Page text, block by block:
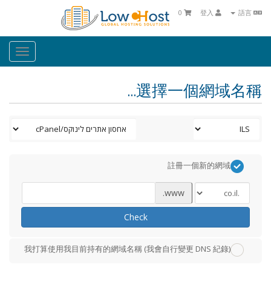
0
選擇一個網域名稱...
註冊一個新的網域
www.
Check
我打算使用我目前持有的網域名稱 (我會自行變更 DNS 紀錄)